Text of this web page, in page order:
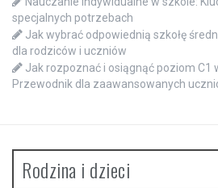
specjalnych potrzebach
Jak wybrać odpowiednią szkołę
dla rodziców i uczniów
Jak rozpoznać i osiągnąć poziom C1
Przewodnik dla zaawansowanych
Rodzina i dzieci